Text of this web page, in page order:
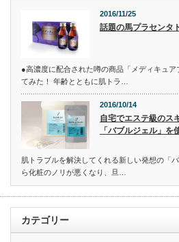
2016/11/25
話題の馬プラセンタ
●高濃度に配合された噂の商品「メディキュ
てみた！ 年齢とともに肌トラ…
2016/10/14
自宅でエステ級のス
「バブルジェル」を
肌トラブルを解決してくれる新しい発想の「
ら化粧のノリが悪くなり、旦…
カテゴリー